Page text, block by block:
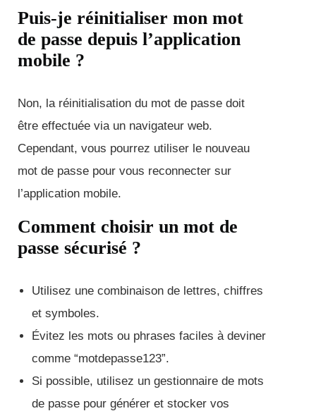
Puis-je réinitialiser mon mot
de passe depuis l’application
mobile ?
Non, la réinitialisation du mot de passe doit
être effectuée via un navigateur web.
Cependant, vous pourrez utiliser le nouveau
mot de passe pour vous reconnecter sur
l’application mobile.
Comment choisir un mot de
passe sécurisé ?
Utilisez une combinaison de lettres, chiffres
et symboles.
Évitez les mots ou phrases faciles à deviner
comme “motdepasse123”.
Si possible, utilisez un gestionnaire de mots
de passe pour générer et stocker vos